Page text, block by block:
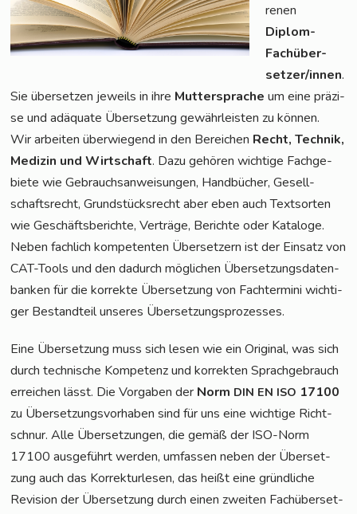
re­nen
Diplom-
Fach­über­
set­zer/in­nen.
Sie über­set­zen jeweils in ihre Mut­ter­spra­che um eine prä­zi­
se und adäqua­te Über­set­zung gewähr­leis­ten zu können.
Wir arbei­ten über­wie­gend in den Berei­chen Recht, Tech­nik,
Medi­zin und Wirt­schaft. Dazu gehö­ren wich­ti­ge Fach­ge­
bie­te wie Gebrauchs­an­wei­sun­gen, Hand­bü­cher, Gesell­
schafts­recht, Grund­stücks­recht aber eben auch Text­sor­ten
wie Geschäfts­be­rich­te, Ver­trä­ge, Berich­te oder Kata­lo­ge.
Neben fach­lich kom­pe­ten­ten Über­set­zern ist der Ein­satz von
CAT-Tools und den dadurch mög­li­chen Über­set­zungs­da­ten­
ban­ken für die kor­rek­te Über­set­zung von Fach­ter­mi­ni wich­ti­
ger Bestand­teil unse­res Übersetzungsprozesses.
Eine Über­set­zung muss sich lesen wie ein Ori­gi­nal, was sich
durch tech­ni­sche Kom­pe­tenz und kor­rek­ten Sprach­ge­brauch
errei­chen lässt. Die Vor­ga­ben der Norm DIN EN ISO 17100
zu Über­set­zungs­vor­ha­ben sind für uns eine wich­ti­ge Richt­
schnur. Alle Über­set­zun­gen, die gemäß der ISO-Norm
17100 aus­ge­führt wer­den, umfas­sen neben der Über­set­
zung auch das Kor­rek­tur­le­sen, das heißt eine gründ­li­che
Revi­si­on der Über­set­zung durch einen zwei­ten Fach­über­set­